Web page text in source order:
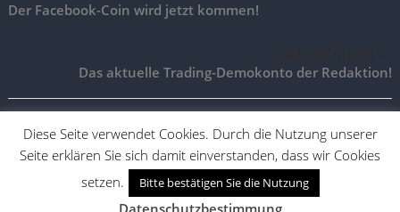
Der Facebook-Coin wird jetzt kommen!
Das aktuelle Trading-Demokonto der Redaktion!
TradingAktien.de |Impressum|Vertrag widerrufen|Vertrag
kündigen
Desktop Version Mobile Version
Diese Seite verwendet Cookies. Durch die Nutzung unserer
Seite erklären Sie sich damit einverstanden, dass wir Cookies
setzen.
Bitte bestätigen Sie die Nutzung
Datenschutzbestimmung